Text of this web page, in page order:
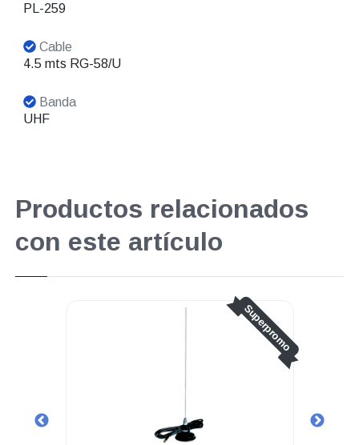
PL-259
Cable
4.5 mts RG-58/U
Banda
UHF
Productos relacionados
con este artículo
Superpromo